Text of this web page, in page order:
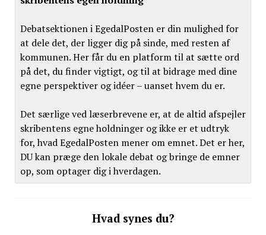
Debatsektionen i EgedalPosten er din mulighed for
at dele det, der ligger dig på sinde, med resten af
kommunen. Her får du en platform til at sætte ord
på det, du finder vigtigt, og til at bidrage med dine
egne perspektiver og idéer – uanset hvem du er.
Det særlige ved læserbrevene er, at de altid afspejler
skribentens egne holdninger og ikke er et udtryk
for, hvad EgedalPosten mener om emnet. Det er her,
DU kan præge den lokale debat og bringe de emner
op, som optager dig i hverdagen.
Hvad synes du?